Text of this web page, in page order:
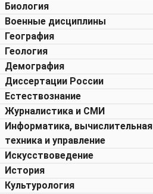
Биология
Военные дисциплины
География
Геология
Демография
Диссертации России
Естествознание
Журналистика и СМИ
Информатика, вычислительная
техника и управление
Искусствоведение
История
Культурология